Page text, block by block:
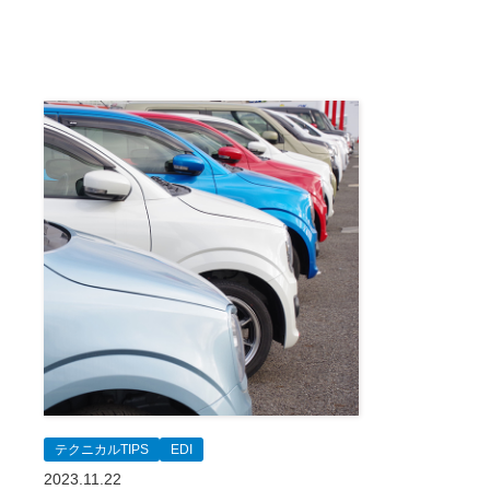
テクニカルTIPS EDI
2023.11.22